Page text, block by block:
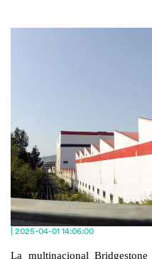
| 2025-04-01 14:06:00
La multinacional